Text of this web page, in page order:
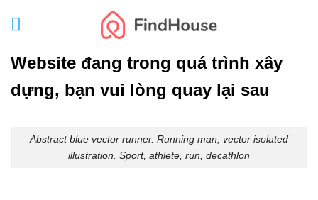
Website đang trong quá trình xây
dựng, bạn vui lòng quay lại sau
Abstract blue vector runner. Running man, vector isolated
illustration. Sport, athlete, run, decathlon